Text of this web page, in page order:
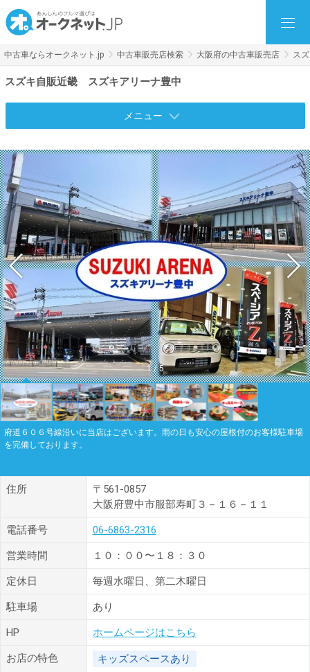
中古車ならオークネット.jp 中古車販売店検索 大阪府の中古車販売店 ス
スズキ自販近畿 スズキアリーナ豊中
メニュー
1/5
府道６０６号線沿いに当店はございます。雨の日も安心の屋根付のお客様駐車場
を完備しております。
住所
〒561-0857
大阪府豊中市服部寿町３－１６－１１
電話番号 06-6863-2316
営業時間 １０：００〜１８：３０
定休日 毎週水曜日、第二木曜日
駐車場 あり
HP ホームページはこちら
お店の特色 キッズスペースあり